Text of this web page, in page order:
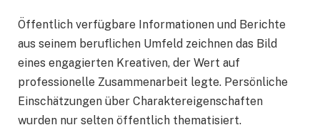
Öffentlich verfügbare Informationen und Berichte
aus seinem beruflichen Umfeld zeichnen das Bild
eines engagierten Kreativen, der Wert auf
professionelle Zusammenarbeit legte. Persönliche
Einschätzungen über Charaktereigenschaften
wurden nur selten öffentlich thematisiert.